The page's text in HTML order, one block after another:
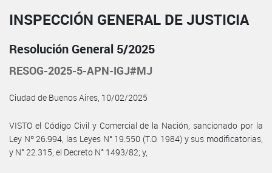
INSPECCIÓN GENERAL DE JUSTICIA
Resolución General 5/2025
RESOG-2025-5-APN-IGJ#MJ
Ciudad de Buenos Aires, 10/02/2025
VISTO el Código Civil y Comercial de la Nación, sancionado por la
Ley Nº 26.994, las Leyes N° 19.550 (T.O. 1984) y sus modificatorias,
y N° 22.315, el Decreto N° 1493/82; y,